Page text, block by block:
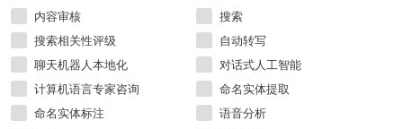
内容审核
搜索相关性评级
聊天机器人本地化
计算机语言专家咨询
命名实体标注
搜索
自动转写
对话式人工智能
命名实体提取
语音分析